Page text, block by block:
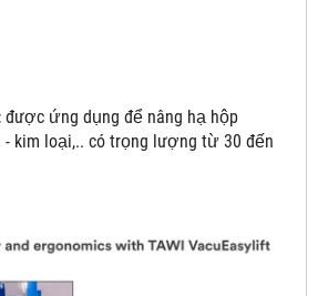
được ứng dụng để nâng hạ hộp
- kim loại,.. có trọng lượng từ 30 đến